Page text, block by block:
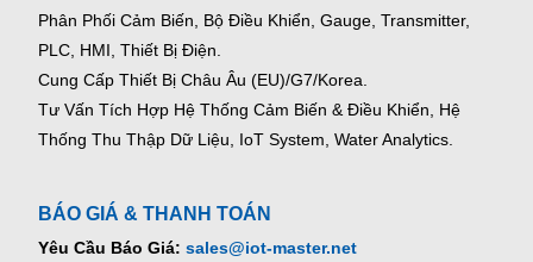
Phân Phối Cảm Biến, Bộ Điều Khiển, Gauge, Transmitter,
PLC, HMI, Thiết Bị Điện.
Cung Cấp Thiết Bị Châu Âu (EU)/G7/Korea.
Tư Vấn Tích Hợp Hệ Thống Cảm Biến & Điều Khiển, Hệ
Thống Thu Thập Dữ Liệu, IoT System, Water Analytics.
BÁO GIÁ & THANH TOÁN
Yêu Cầu Báo Giá: sales@iot-master.net